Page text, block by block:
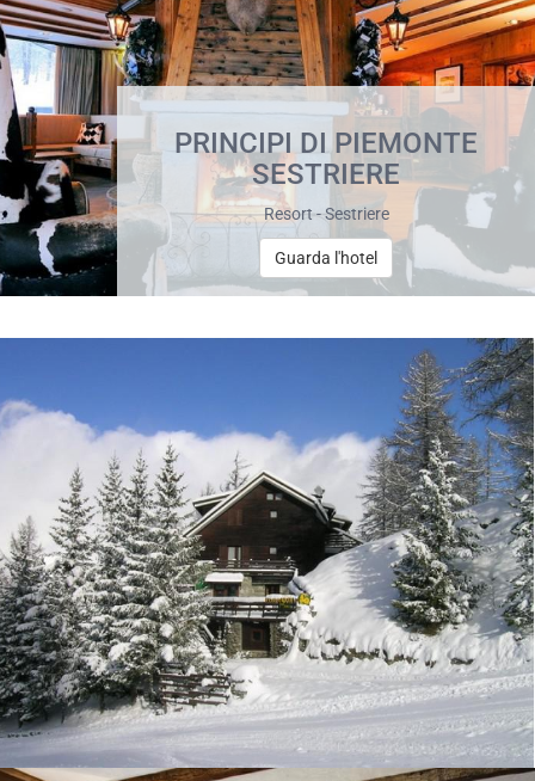
PRINCIPI DI PIEMONTE
SESTRIERE
Resort - Sestriere
Guarda l'hotel